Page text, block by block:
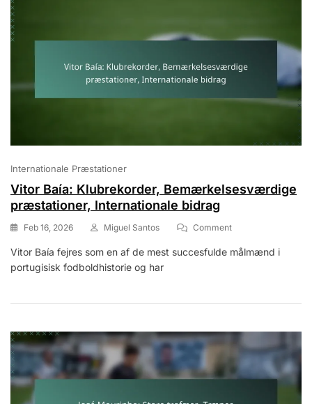
Internationale Præstationer
Vitor Baía: Klubrekorder, Bemærkelsesværdige
præstationer, Internationale bidrag
Feb 16, 2026 Miguel Santos CommentOn
Baía:
Internationale
Vitor Baía fejres som en af de mest succesfulde målmænd i
portugisisk fodboldhistorie og har